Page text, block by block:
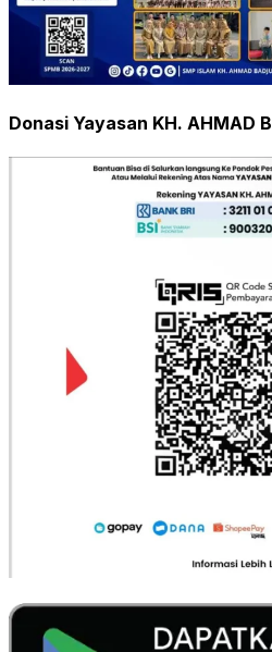
Donasi Yayasan KH. AHMAD